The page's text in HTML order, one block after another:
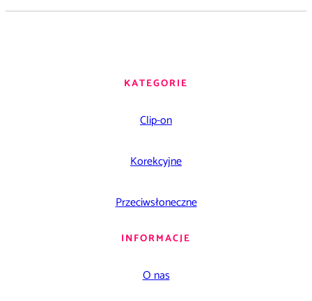
KATEGORIE
Clip-on
Korekcyjne
Przeciwsłoneczne
INFORMACJE
O nas